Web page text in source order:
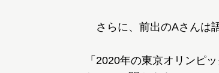
さらに、前出のAさんは語
「2020年の東京オリンピ